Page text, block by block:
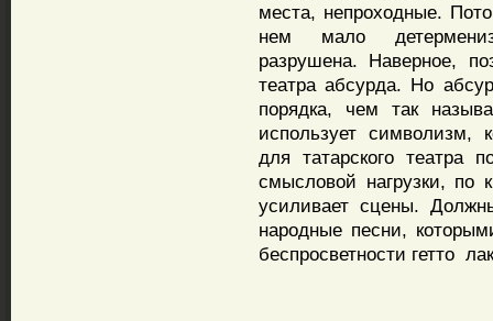
места, непроходные.
нем мало
разрушена. Наверное,
театра абсурда. Но
порядка, чем так
использует символизм,
для татарского
смысловой нагрузки, по
усиливает сцены.
народные песни,
беспросветности гетто